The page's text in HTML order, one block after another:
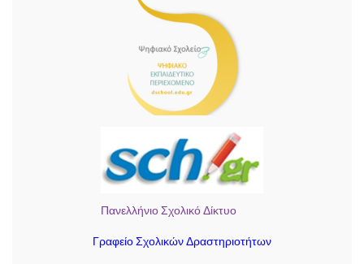
Πανελλήνιο Σχολικό Δίκτυο
Γραφείο Σχολικών Δραστηριοτήτων